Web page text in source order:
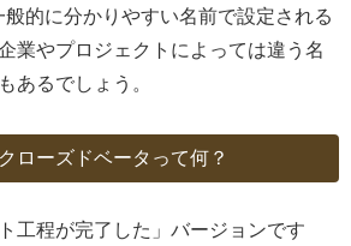
的に分かりやすい名前で設定される
業やプロジェクトによっては違う名
あるでしょう。
ローズドベータって何？
工程が完了した」バージョンです